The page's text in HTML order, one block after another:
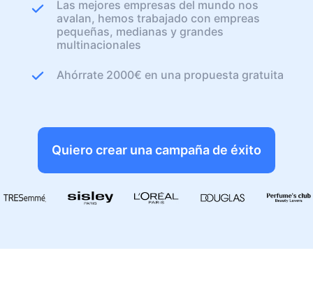
Las mejores empresas del mundo nos
avalan, hemos trabajado con empreas
pequeñas, medianas y grandes
multinacionales
Ahórrate 2000€ en una propuesta gratuita
Quiero crear una campaña de éxito